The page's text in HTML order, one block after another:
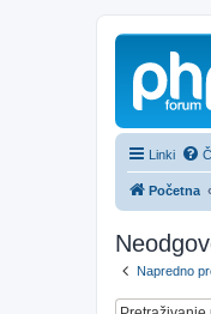
Linki
Početna
Napredno